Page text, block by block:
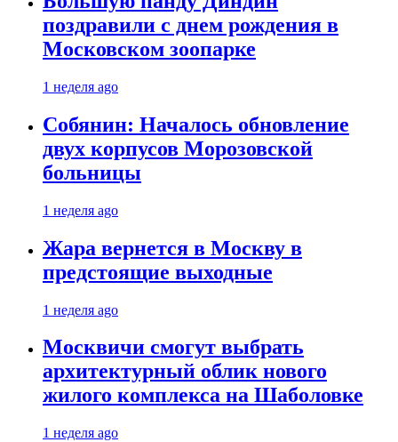
поздравили с днем рождения в
Московском зоопарке
1 неделя ago
Собянин: Началось обновление
двух корпусов Морозовской
больницы
1 неделя ago
Жара вернется в Москву в
предстоящие выходные
1 неделя ago
Москвичи смогут выбрать
архитектурный облик нового
жилого комплекса на Шаболовке
1 неделя ago